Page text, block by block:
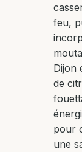
feu,
Dijon
de
pour
une